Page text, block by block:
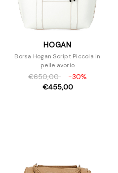
HOGAN
Borsa Hogan Script Piccola in
pelle avorio
€650,00
-30%
€455,00